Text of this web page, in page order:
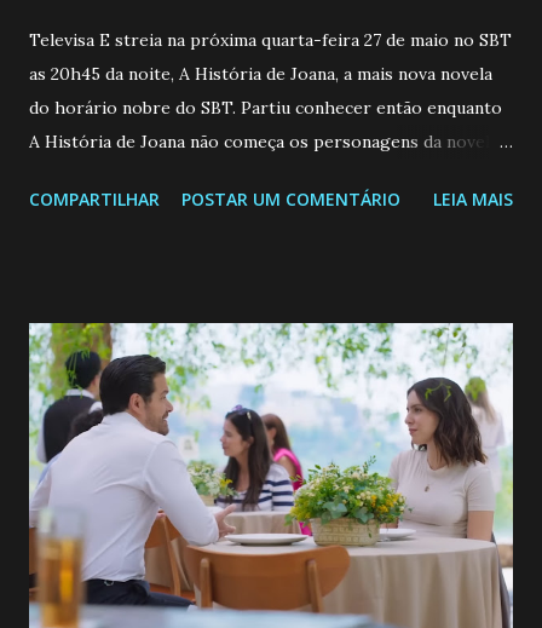
Televisa E streia na próxima quarta-feira 27 de maio no SBT
as 20h45 da noite, A História de Joana, a mais nova novela
do horário nobre do SBT. Partiu conhecer então enquanto
A História de Joana não começa os personagens da novela?
de 25/05/26 a 31/05/26 JOANA GUADALUPE (Camila
permanecer virgem até encontrar o homem que realmente
ama, o que não é fácil, já que dedica todas as suas energias a
se aprimorar, trabalhando, estudando e se orgulhando de
ser a primeira mulher da família a ingressar na
universidade. Ela tem uma personalidade muito alegre, é
muito madura para a idade, determinada, criativa e
empática. Detesta injustiças e é uma ótima amiga. Pode ser
teimosa e muito persistente quando decide fazer algo.
Durante um exame ginecológico, ela é inseminada por eng...
COMPARTILHAR POSTAR UM COMENTÁRIO LEIA MAIS